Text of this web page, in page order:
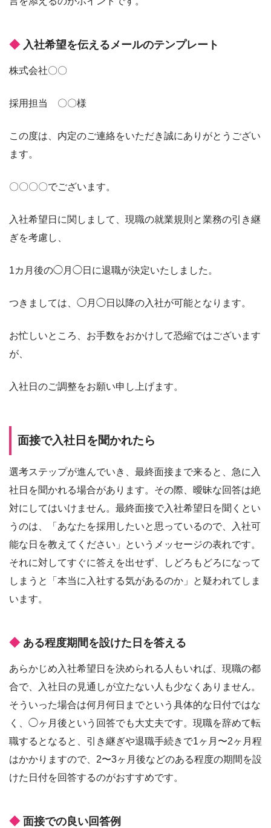
入社希望を伝えるメールのテンプレート
株式会社〇〇
採用担当 〇〇様
この度は、内定のご連絡をいただき誠にありがとうござい
ます。
〇〇〇〇でございます。
入社希望日に関しまして、現職の就業規則と業務の引き継
ぎを考慮し、
1カ月後の◯月◯日に退職が決定いたしました。
つきましては、◯月◯日以降の入社が可能となります。
お忙しいところ、お手数をおかけして恐縮ではございます
が、
入社日のご調整をお願い申し上げます。
面接で入社日を聞かれたら
選考ステップが進んでいき、最終面接まで来ると、急に入
社日を聞かれる場合があります。その際、曖昧な回答は絶
対にしてはいけません。最終面接で入社希望日を聞くとい
うのは、「あなたを採用したいと思っているので、入社可
能な日を教えてください」というメッセージの表れです。
それに対してすぐに答えを出せず、しどろもどろになって
しまうと「本当に入社する気があるのか」と疑われてしま
います。
ある程度期間を設けた日を答える
あらかじめ入社希望日を決められる人もいれば、現職の都
合で、入社日の見通しが立たない人も少なくありません。
そういった場合は何月何日までという具体的な日付ではな
く、◯ヶ月後という回答でも大丈夫です。現職を辞めて転
職するとなると、引き継ぎや退職手続きで1ヶ月〜2ヶ月程
はかかりますので、2〜3ヶ月後などのある程度の期間を設
けた日付を回答するのがおすすめです。
面接での良い回答例